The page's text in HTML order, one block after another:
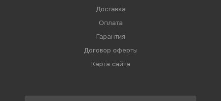
Доставка
Оплата
Гарантия
Договор оферты
Карта сайта